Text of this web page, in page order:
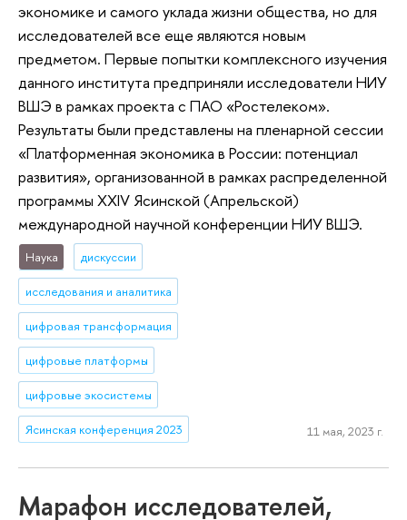
экономике и самого уклада жизни общества, но для
исследователей все еще являются новым
предметом. Первые попытки комплексного изучения
данного института предприняли исследователи НИУ
ВШЭ в рамках проекта с ПАО «Ростелеком».
Результаты были представлены на пленарной сессии
«Платформенная экономика в России: потенциал
развития», организованной в рамках распределенной
программы XXIV Ясинской (Апрельской)
международной научной конференции НИУ ВШЭ.
Наука дискуссии
исследования и аналитика
цифровая трансформация
цифровые платформы
цифровые экосистемы
Ясинская конференция 2023 11 мая, 2023 г.
Марафон исследователей,